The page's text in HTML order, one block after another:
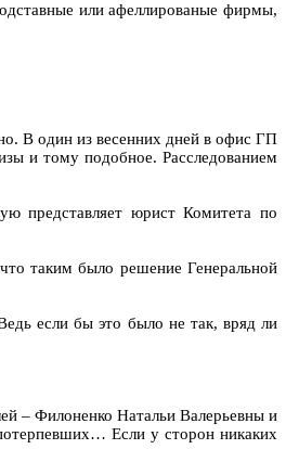
или афеллированые фирмы,
В один из весенних дней в офис ГП
и тому подобное. Расследованием
представляет юрист Комитета по
таким было решение Генеральной
если бы это было не так, вряд ли
– Филоненко Натальи Валерьевны и
Если у сторон никаких